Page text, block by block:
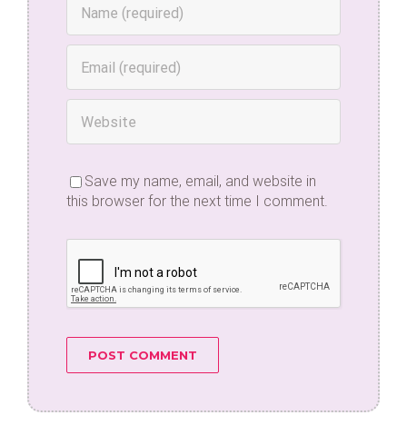
Save my name, email, and website in
this browser for the next time I comment.